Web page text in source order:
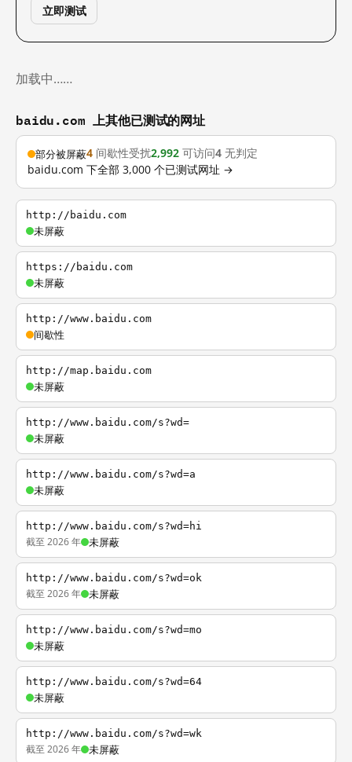
立即测试
加载中……
baidu.com 上其他已测试的网址
部分被屏蔽4 间歇性受扰2,992 可访问4 无判定
baidu.com 下全部 3,000 个已测试网址 →
http://baidu.com
未屏蔽
https://baidu.com
未屏蔽
http://www.baidu.com
间歇性
http://map.baidu.com
未屏蔽
http://www.baidu.com/s?wd=
未屏蔽
http://www.baidu.com/s?wd=a
未屏蔽
http://www.baidu.com/s?wd=hi
截至 2026 年 未屏蔽
http://www.baidu.com/s?wd=ok
截至 2026 年 未屏蔽
http://www.baidu.com/s?wd=mo
未屏蔽
http://www.baidu.com/s?wd=64
未屏蔽
http://www.baidu.com/s?wd=wk
截至 2026 年 未屏蔽